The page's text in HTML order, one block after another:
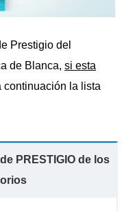
Prestigio del
de Blanca, si esta
continuación la lista
PRESTIGIO de los